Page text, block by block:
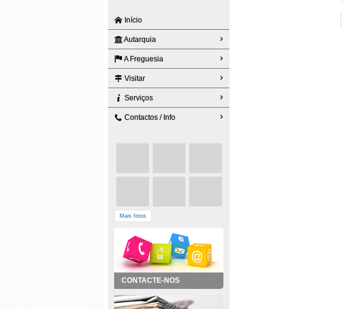
Início
Autarquia
A Freguesia
Visitar
Serviços
Contactos / Info
Mais fotos
CONTACTE-NOS